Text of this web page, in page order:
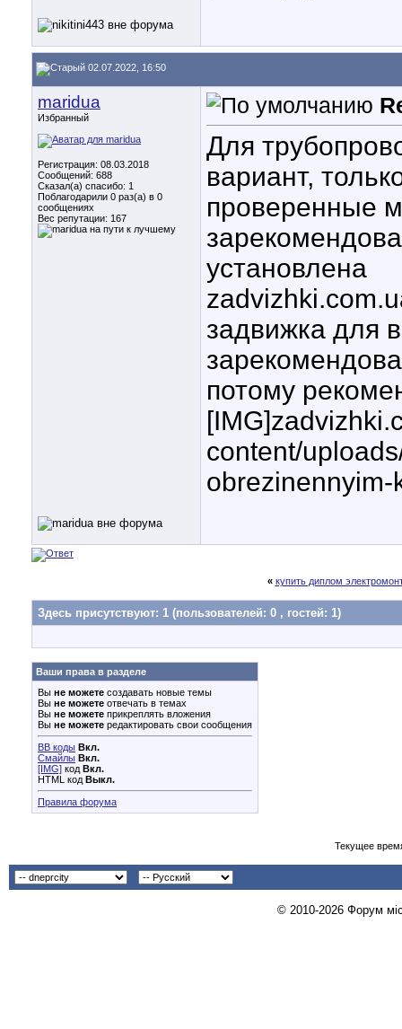
02.07.2022, 16:50
maridua
Избранный
Регистрация: 08.03.2018
Сообщений: 688
Сказал(а) спасибо: 1
Поблагодарили 0 раз(а) в 0
сообщениях
Вес репутации: 167
Для
вариант,
проверенные
установлена
задвижка для
потому
content/
obrezinennyim-
« купить диплом
Здесь присутствуют: 1 (пользователей: 0 , гостей: 1)
Ваши права в разделе
Вы не можете создавать новые темы
Вы не можете отвечать в темах
Вы не можете прикреплять вложения
Вы не можете редактировать свои сообщения
BB коды Вкл.
Смайлы Вкл.
[IMG] код Вкл.
HTML код Выкл.
Правила форума
Текущее
© 2010-2026 Форум